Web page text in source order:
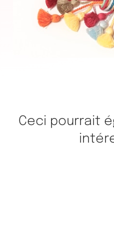
Ceci pourrait